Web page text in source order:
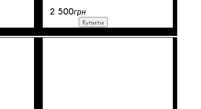
2 500грн
Купити